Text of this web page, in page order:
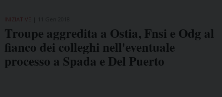
INIZIATIVE
Troupe aggredita a Ostia, Fnsi e Odg al
fianco dei colleghi nell'eventuale
processo a Spada e Del Puerto